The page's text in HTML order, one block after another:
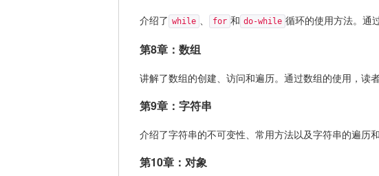
介绍了 while 、 for 和 do-while 循环的使用方法。通
第8章：数组
讲解了数组的创建、访问和遍历。通过数组的使用，读
第9章：字符串
介绍了字符串的不可变性、常用方法以及字符串的遍历
第10章：对象